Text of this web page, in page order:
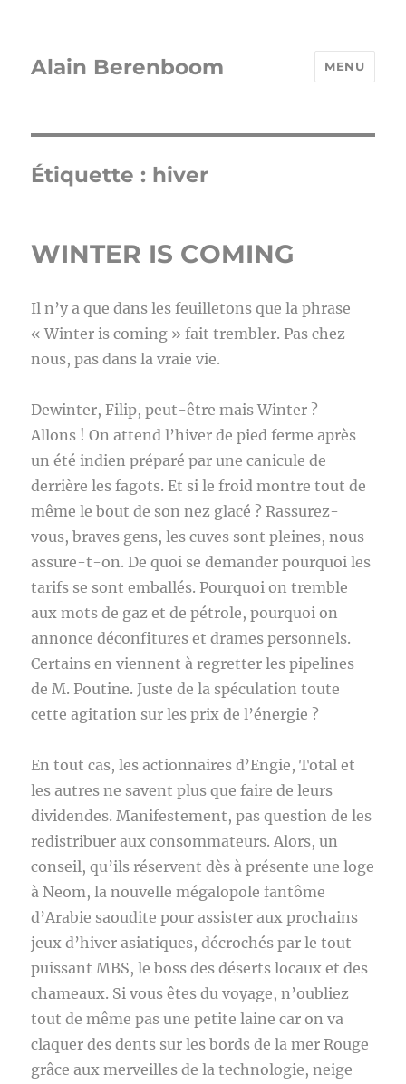
Alain Berenboom MENU
Étiquette : hiver
WINTER IS COMING
Il n’y a que dans les feuilletons que la phrase
« Winter is coming » fait trembler. Pas chez
nous, pas dans la vraie vie.
Dewinter, Filip, peut-être mais Winter ?
Allons ! On attend l’hiver de pied ferme après
un été indien préparé par une canicule de
derrière les fagots. Et si le froid montre tout de
même le bout de son nez glacé ? Rassurez-
vous, braves gens, les cuves sont pleines, nous
assure-t-on. De quoi se demander pourquoi les
tarifs se sont emballés. Pourquoi on tremble
aux mots de gaz et de pétrole, pourquoi on
annonce déconfitures et drames personnels.
Certains en viennent à regretter les pipelines
de M. Poutine. Juste de la spéculation toute
cette agitation sur les prix de l’énergie ?
En tout cas, les actionnaires d’Engie, Total et
les autres ne savent plus que faire de leurs
dividendes. Manifestement, pas question de les
redistribuer aux consommateurs. Alors, un
conseil, qu’ils réservent dès à présente une loge
à Neom, la nouvelle mégalopole fantôme
d’Arabie saoudite pour assister aux prochains
jeux d’hiver asiatiques, décrochés par le tout
puissant MBS, le boss des déserts locaux et des
chameaux. Si vous êtes du voyage, n’oubliez
tout de même pas une petite laine car on va
claquer des dents sur les bords de la mer Rouge
grâce aux merveilles de la technologie, neige